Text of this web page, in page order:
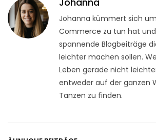
Johanna kümmert sich
Commerce zu tun hat
spannende Blogbeiträge
leichter machen sollen.
Leben gerade nicht
entweder auf der ganzen
Tanzen zu finden.